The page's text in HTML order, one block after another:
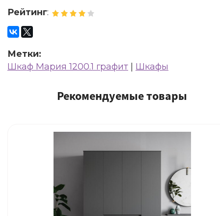
Рейтинг:
Метки:
Шкаф Мария 1200.1 графит
Шкафы
Рекомендуемые товары